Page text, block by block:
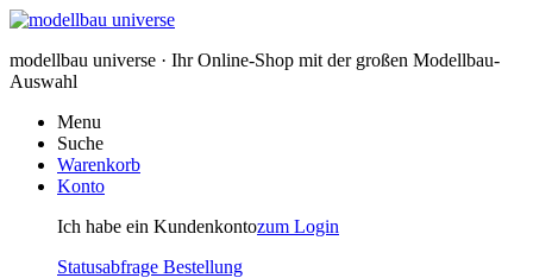
modellbau universe · Ihr Online-Shop mit der großen Modellbau-
Auswahl
Menu
Suche
Warenkorb
Konto
Ich habe ein Kundenkontozum Login
Statusabfrage Bestellung